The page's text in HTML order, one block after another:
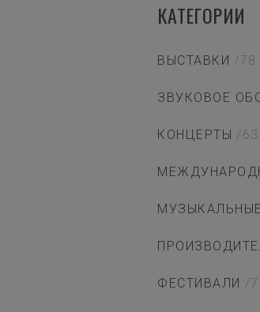
КАТЕГОРИИ
ВЫСТАВКИ /78
ЗВУКОВОЕ
КОНЦЕРТЫ /63
ФЕСТИВАЛИ /